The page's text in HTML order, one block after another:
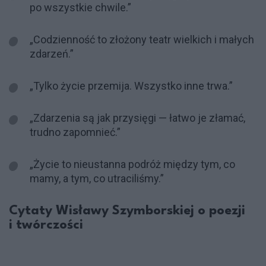
po wszystkie chwile.”
„Codzienność to złożony teatr wielkich i małych
zdarzeń.”
„Tylko życie przemija. Wszystko inne trwa.”
„Zdarzenia są jak przysięgi — łatwo je złamać,
trudno zapomnieć.”
„Życie to nieustanna podróż między tym, co
mamy, a tym, co utraciliśmy.”
Cytaty Wisławy Szymborskiej o poezji
i twórczości